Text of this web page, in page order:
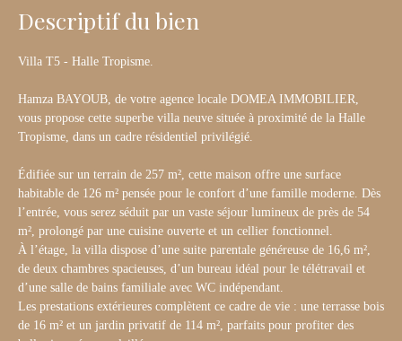
Descriptif du bien
Villa T5 - Halle Tropisme.
Hamza BAYOUB, de votre agence locale DOMEA IMMOBILIER,
vous propose cette superbe villa neuve située à proximité de la Halle
Tropisme, dans un cadre résidentiel privilégié.
Édifiée sur un terrain de 257 m², cette maison offre une surface
habitable de 126 m² pensée pour le confort d’une famille moderne. Dès
l’entrée, vous serez séduit par un vaste séjour lumineux de près de 54
m², prolongé par une cuisine ouverte et un cellier fonctionnel.
À l’étage, la villa dispose d’une suite parentale généreuse de 16,6 m²,
de deux chambres spacieuses, d’un bureau idéal pour le télétravail et
d’une salle de bains familiale avec WC indépendant.
Les prestations extérieures complètent ce cadre de vie : une terrasse bois
de 16 m² et un jardin privatif de 114 m², parfaits pour profiter des